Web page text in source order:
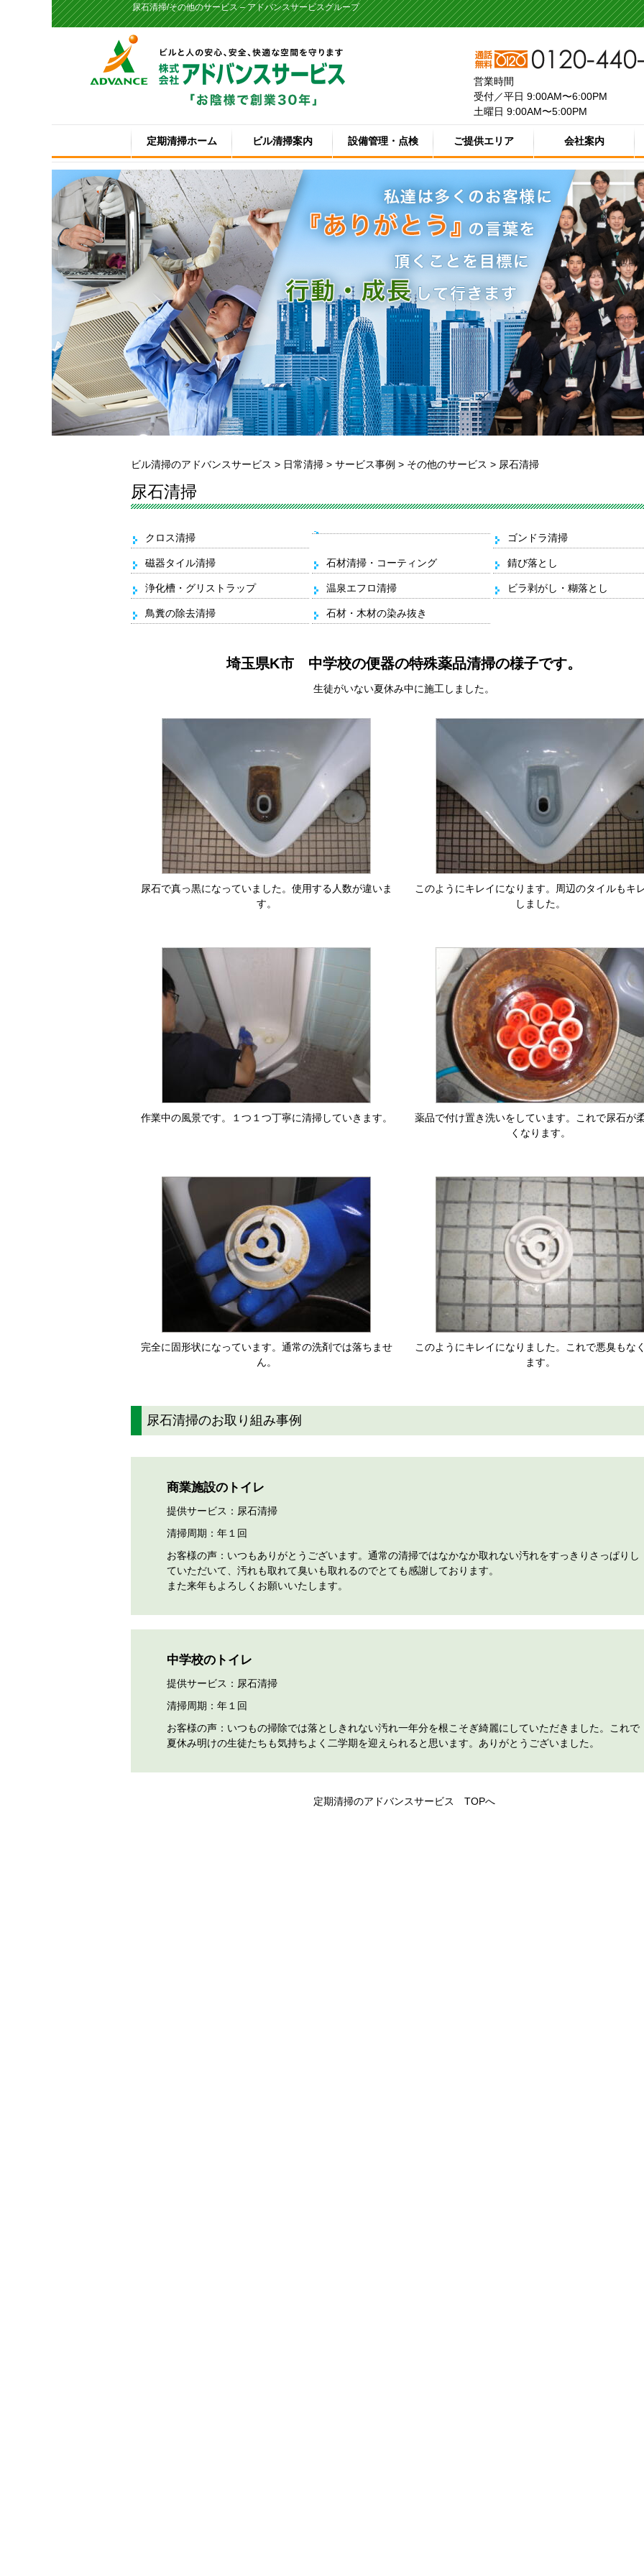
尿石清掃/その他のサービス – アドバンスサービスグループ
営業時間
受付／平日 9:00AM〜6:00PM
土曜日 9:00AM〜5:00PM
定期清掃ホーム ビル清掃案内 設備管理・点検 ご提供エリア 会社案内
ビル清掃のアドバンスサービス > 日常清掃 > サービス事例 > その他のサービス > 尿石清掃
尿石清掃
クロス清掃 ゴンドラ清掃
磁器タイル清掃 石材清掃・コーティング 錆び落とし
浄化槽・グリストラップ 温泉エフロ清掃 ビラ剥がし・糊落とし
鳥糞の除去清掃 石材・木材の染み抜き
埼玉県K市 中学校の便器の特殊薬品清掃の様子です。
生徒がいない夏休み中に施工しました。
尿石で真っ黒になっていました。使用する人数が違いま
す。
このようにキレイになります。周辺のタイルもキ
しました。
作業中の風景です。１つ１つ丁寧に清掃していきます。
薬品で付け置き洗いをしています。これで尿石が
くなります。
完全に固形状になっています。通常の洗剤では落ちませ
ん。
このようにキレイになりました。これで悪臭もな
ます。
尿石清掃のお取り組み事例
商業施設のトイレ
提供サービス：尿石清掃
清掃周期：年１回
お客様の声：いつもありがとうございます。通常の清掃ではなかなか取れない汚れをすっきりさっぱりし
ていただいて、汚れも取れて臭いも取れるのでとても感謝しております。
また来年もよろしくお願いいたします。
中学校のトイレ
提供サービス：尿石清掃
清掃周期：年１回
お客様の声：いつもの掃除では落としきれない汚れ一年分を根こそぎ綺麗にしていただきました。これで
夏休み明けの生徒たちも気持ちよく二学期を迎えられると思います。ありがとうございました。
定期清掃のアドバンスサービス TOPへ